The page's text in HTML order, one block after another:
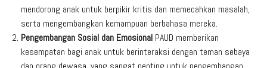
mendorong anak untuk berpikir kritis dan memecahkan masalah,
serta mengembangkan kemampuan berbahasa mereka.
Pengembangan Sosial dan Emosional PAUD memberikan
kesempatan bagi anak untuk berinteraksi dengan teman sebaya